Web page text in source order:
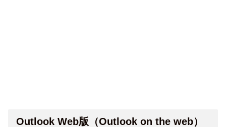
Outlook Web版（Outlook on the web）